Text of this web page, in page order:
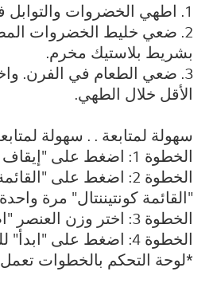
1. اطهي الخضروات والتوابل في مقلاة مدهونة بالزيت قليلاً حتى تأخذ اللون البني الفاتح.
2. ضعي خليط الخضروات
بشريط بلاستيك مخرم.
3. ضعي الطعام في الفرن.
الأقل خلال الطهي.
سهولة لمتابعة . . سهولة لمتابعة الوصفة مع 4
الخطوة 1: اضغط على "إيقاف / مسح" الزر في أسفل لوحة التحكم.
الخطوة 2: اضغط على
"القائمة كونتيننتال" مرة
الخطوة 3: اختر وزن العنصر "اضغط المزيد أربع مرات لإدخال 0.4 كجم.“
الخطوة 4: اضغط على "ابدأ" للتحضيرو لآستمتاع بلوجبة
*لوحة التحكم بالخطوات